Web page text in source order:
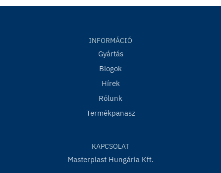
INFORMÁCIÓ
Gyártás
Blogok
Hírek
Rólunk
Termékpanasz
KAPCSOLAT
Masterplast Hungária Kft.